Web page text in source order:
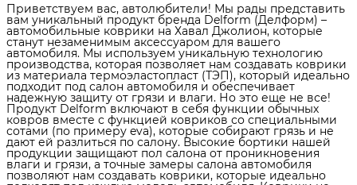
Приветствуем вас, автолюбители! Мы рады представить
вам уникальный продукт бренда Delform (Делформ) –
автомобильные коврики на Хавал Джолион, которые
станут незаменимым аксессуаром для вашего
автомобиля. Мы используем уникальную технологию
производства, которая позволяет нам создавать коврики
из материала термоэластопласт (ТЭП), который идеально
подходит под салон автомобиля и обеспечивает
надежную защиту от грязи и влаги. Но это еще не все!
Продукт Delform включают в себя функции обычных
ковров вместе с функцией ковриков со специальными
сотами (по примеру eva), которые собирают грязь и не
дают ей разлиться по салону. Высокие бортики нашей
продукции защищают пол салона от проникновения
влаги и грязи, а точные замеры салона автомобиля
позволяют нам создавать коврики, которые идеально